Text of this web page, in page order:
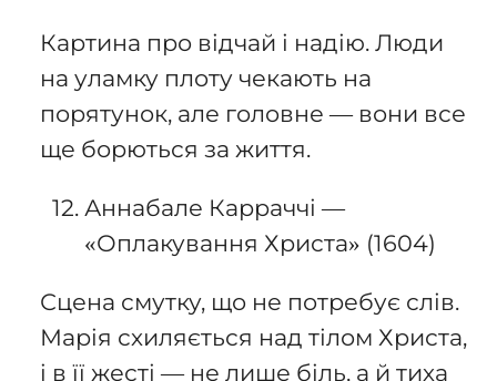
Картина про відчай і надію. Люди
на уламку плоту чекають на
порятунок, але головне — вони все
ще борються за життя.
Аннабале Карраччі —
«Оплакування Христа» (1604)
Сцена смутку, що не потребує слів.
Марія схиляється над тілом Христа,
і в її жесті — не лише біль, а й тиха